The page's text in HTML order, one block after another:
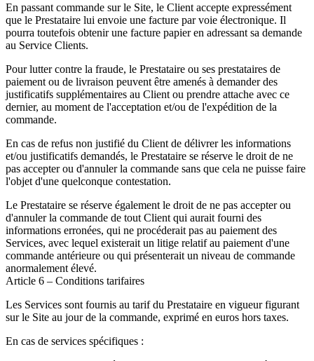
En passant commande sur le Site, le Client accepte expressément
que le Prestataire lui envoie une facture par voie électronique. Il
pourra toutefois obtenir une facture papier en adressant sa demande
au Service Clients.
Pour lutter contre la fraude, le Prestataire ou ses prestataires de
paiement ou de livraison peuvent être amenés à demander des
justificatifs supplémentaires au Client ou prendre attache avec ce
dernier, au moment de l'acceptation et/ou de l'expédition de la
commande.
En cas de refus non justifié du Client de délivrer les informations
et/ou justificatifs demandés, le Prestataire se réserve le droit de ne
pas accepter ou d'annuler la commande sans que cela ne puisse faire
l'objet d'une quelconque contestation.
Le Prestataire se réserve également le droit de ne pas accepter ou
d'annuler la commande de tout Client qui aurait fourni des
informations erronées, qui ne procéderait pas au paiement des
Services, avec lequel existerait un litige relatif au paiement d'une
commande antérieure ou qui présenterait un niveau de commande
anormalement élevé.
Article 6 – Conditions tarifaires
Les Services sont fournis au tarif du Prestataire en vigueur figurant
sur le Site au jour de la commande, exprimé en euros hors taxes.
En cas de services spécifiques :